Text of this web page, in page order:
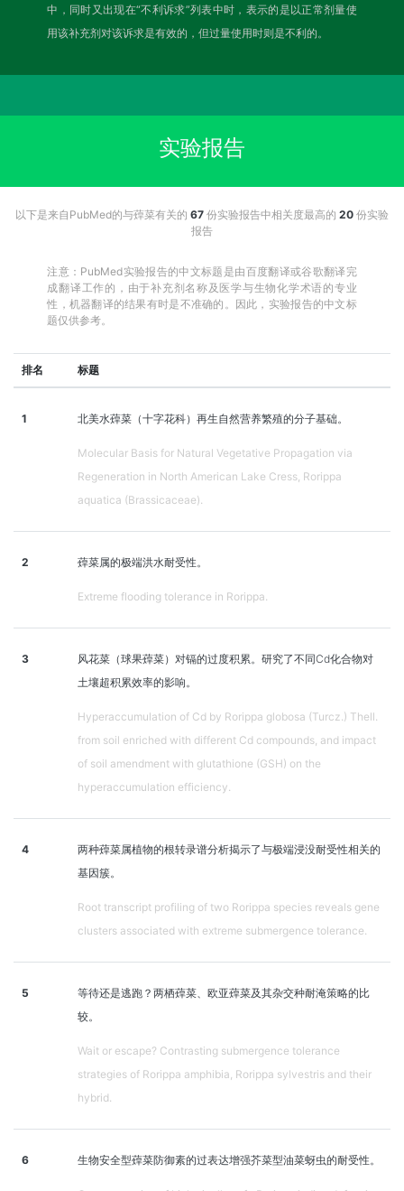
中，同时又出现在“不利诉求”列表中时，表示的是以正常剂量使
用该补充剂对该诉求是有效的，但过量使用时则是不利的。
实验报告
以下是来自PubMed的与蔊菜有关的 67 份实验报告中相关度最高的 20 份实验
报告
注意：PubMed实验报告的中文标题是由百度翻译或谷歌翻译完
成翻译工作的，由于补充剂名称及医学与生物化学术语的专业
性，机器翻译的结果有时是不准确的。因此，实验报告的中文标
题仅供参考。
排名 标题
1 北美水蔊菜（十字花科）再生自然营养繁殖的分子基础。
Molecular Basis for Natural Vegetative Propagation via
Regeneration in North American Lake Cress, Rorippa
aquatica (Brassicaceae).
2 蔊菜属的极端洪水耐受性。
Extreme flooding tolerance in Rorippa.
3
风花菜（球果蔊菜）对镉的过度积累。研究了不同Cd化合物对
土壤超积累效率的影响。
Hyperaccumulation of Cd by Rorippa globosa (Turcz.) Thell.
from soil enriched with different Cd compounds, and impact
of soil amendment with glutathione (GSH) on the
hyperaccumulation efficiency.
4
两种蔊菜属植物的根转录谱分析揭示了与极端浸没耐受性相关的
基因簇。
Root transcript profiling of two Rorippa species reveals gene
clusters associated with extreme submergence tolerance.
5
等待还是逃跑？两栖蔊菜、欧亚蔊菜及其杂交种耐淹策略的比
较。
Wait or escape? Contrasting submergence tolerance
strategies of Rorippa amphibia, Rorippa sylvestris and their
hybrid.
6 生物安全型蔊菜防御素的过表达增强芥菜型油菜蚜虫的耐受性。